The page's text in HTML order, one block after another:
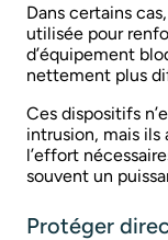
Dans certains
utilisée pour
d’équipement
nettement plus
Ces dispositifs
intrusion, mais
l’effort
souvent un
Protéger